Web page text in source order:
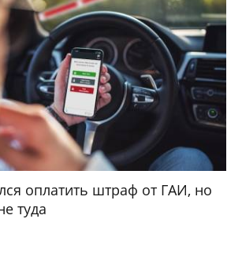
оплатить штраф от ГАИ, но
туда